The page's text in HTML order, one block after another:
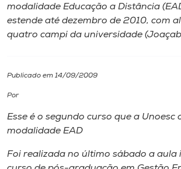
Internacionalização
I.nova
Diplomados
modalidade Educação a Distância
estende até dezembro de 2010, com
quatro campi da universidade
Publicado em 14/09/2009
Por
Esse é o segundo curso que a Unoesc
modalidade EAD
Foi realizada no último sábado a aula